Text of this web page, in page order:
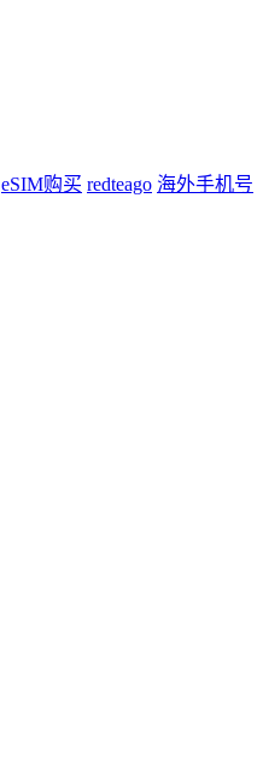
eSIM购买 redteago 海外手机号